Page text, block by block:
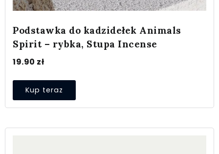
Podstawka do kadzidełek Animals
Spirit – rybka, Stupa Incense
19.90 zł
Kup teraz